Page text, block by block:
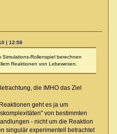
| 12:58
Rollenspiel berechnen
Reaktionen von Lebewesen.
die IMHO das Ziel
geht es ja um
von bestimmten
- nicht um die Reaktion
singulär experimentell betrachtet